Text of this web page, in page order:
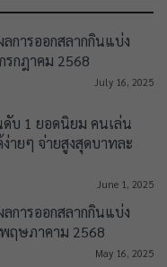
การออกสลากกินแบ่ง
รกฎาคม 2568
July 16, 2025
บ 1 ยอดนิยม คนเล่น
ายๆ จ่ายสูงสุดบาทละ
June 1, 2025
การออกสลากกินแบ่ง
ฤษภาคาม 2568
May 16, 2025